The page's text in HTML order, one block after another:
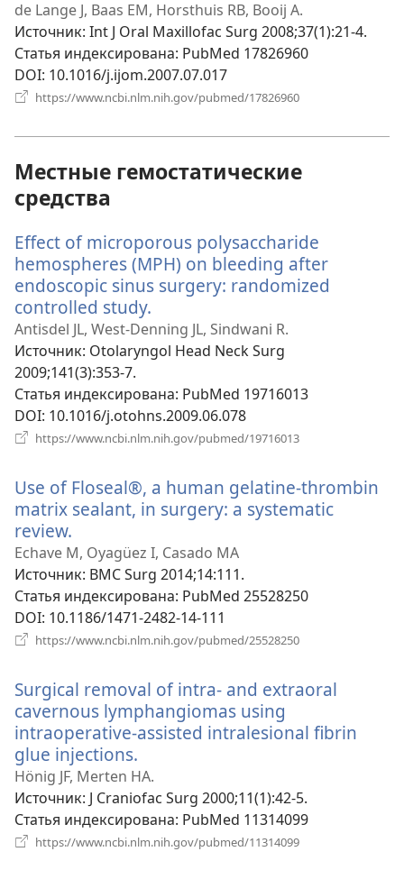
в
новом
окне)
de Lange J, Baas EM, Horsthuis RB, Booij A.
Источник‎: Int J Oral Maxillofac Surg 2008;37(1):21-4.
Статья индексирована‎: PubMed 17826960
DOI‎: 10.1016/j.ijom.2007.07.017
https://www.ncbi.nlm.nih.gov/pubmed/17826960
Местные гемостатические
средства
Effect of microporous polysaccharide
hemospheres (MPH) on bleeding after
endoscopic sinus surgery: randomized
controlled study.
в
новом
Antisdel JL, West-Denning JL, Sindwani R.
Источник‎: Otolaryngol Head Neck Surg
2009;141(3):353-7.
Статья индексирована‎: PubMed 19716013
DOI‎: 10.1016/j.otohns.2009.06.078
https://www.ncbi.nlm.nih.gov/pubmed/19716013
окне)
Use of Floseal®, a human gelatine-thrombin
matrix sealant, in surgery: a systematic
review.
в
новом
окне)
Echave M, Oyagüez I, Casado MA
Источник‎: BMC Surg 2014;14:111.
Статья индексирована‎: PubMed 25528250
DOI‎: 10.1186/1471-2482-14-111
https://www.ncbi.nlm.nih.gov/pubmed/25528250
окне)
Surgical removal of intra- and extraoral
cavernous lymphangiomas using
intraoperative-assisted intralesional fibrin
glue injections.
в
новом
окне)
Hönig JF, Merten HA.
Источник‎: J Craniofac Surg 2000;11(1):42-5.
Статья индексирована‎: PubMed 11314099
https://www.ncbi.nlm.nih.gov/pubmed/11314099